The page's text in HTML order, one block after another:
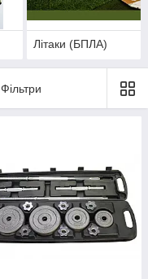
Літаки (БПЛА)
Фільтри